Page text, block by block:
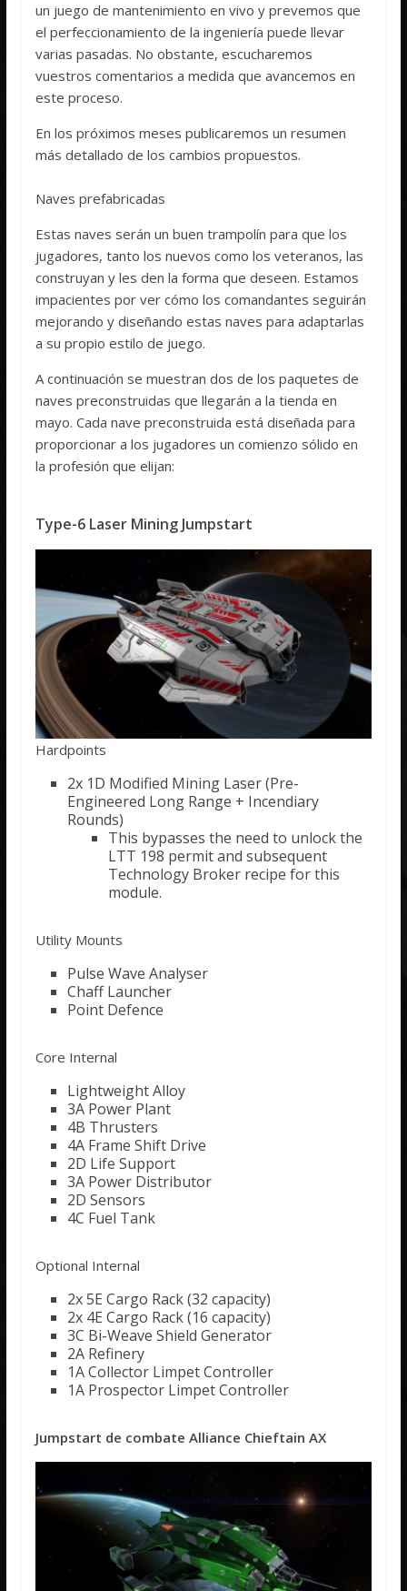
un juego de mantenimiento en vivo y prevemos que
el perfeccionamiento de la ingeniería puede llevar
varias pasadas. No obstante, escucharemos
vuestros comentarios a medida que avancemos en
este proceso.
En los próximos meses publicaremos un resumen
más detallado de los cambios propuestos.
Naves prefabricadas
Estas naves serán un buen trampolín para que los
jugadores, tanto los nuevos como los veteranos, las
construyan y les den la forma que deseen. Estamos
impacientes por ver cómo los comandantes seguirán
mejorando y diseñando estas naves para adaptarlas
a su propio estilo de juego.
A continuación se muestran dos de los paquetes de
naves preconstruidas que llegarán a la tienda en
mayo. Cada nave preconstruida está diseñada para
proporcionar a los jugadores un comienzo sólido en
la profesión que elijan:
Type-6 Laser Mining Jumpstart
Hardpoints
2x 1D Modified Mining Laser (Pre-
Engineered Long Range + Incendiary
Rounds)
This bypasses the need to unlock the
LTT 198 permit and subsequent
Technology Broker recipe for this
module.
Utility Mounts
Pulse Wave Analyser
Chaff Launcher
Point Defence
Core Internal
Lightweight Alloy
3A Power Plant
4B Thrusters
4A Frame Shift Drive
2D Life Support
3A Power Distributor
2D Sensors
4C Fuel Tank
Optional Internal
2x 5E Cargo Rack (32 capacity)
2x 4E Cargo Rack (16 capacity)
3C Bi-Weave Shield Generator
2A Refinery
1A Collector Limpet Controller
1A Prospector Limpet Controller
Jumpstart de combate Alliance Chieftain AX